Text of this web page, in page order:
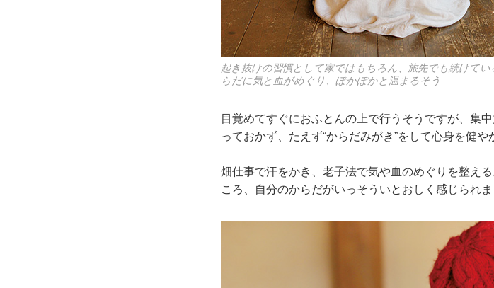
起き抜けの習慣として家ではもちろん、旅先でも続けて
らだに気と血がめぐり、ぽかぽかと温まるそう
目覚めてすぐにおふとんの上で行うそうですが、集
っておかず、たえず“からだみがき”をして心身を健や
畑仕事で汗をかき、老子法で気や血のめぐりを整え
ころ、自分のからだがいっそういとおしく感じられま